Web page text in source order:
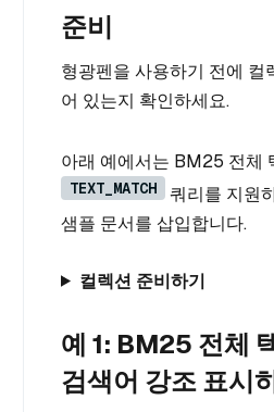
준비
형광펜을 사용하기 전에 컬
어 있는지 확인하세요.
아래 예에서는 BM25 전체
TEXT_MATCH
쿼리를 지원
샘플 문서를 삽입합니다.
컬렉션 준비하기
예 1: BM25 전체
검색어 강조 표시